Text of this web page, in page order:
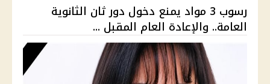
رسوب 3 مواد يمنع دخول دور ثان الثانوية
العامة.. والإعادة العام المقبل ...